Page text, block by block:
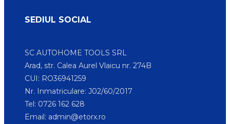
SEDIUL SOCIAL
SC AUTOHOME TOOLS SRL
Arad, str. Calea Aurel Vlaicu nr. 274B
CUI: RO36941259
Nr. Inmatriculare: J02/60/2017
Tel: 0726 162 628
Email: admin@etorx.ro